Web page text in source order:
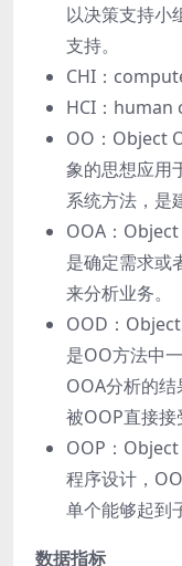
以决策⽀持⼩
⽀持。
CHI：
HCI：human
OO：Object
象的思想应⽤
系统⽅法，是
OOA：
是确定需求或
来分析业务。
OOD：
是OO⽅法中
OOA分析的
被OOP直接接
OOP：
程序设计，
单个能够起到
数据指标